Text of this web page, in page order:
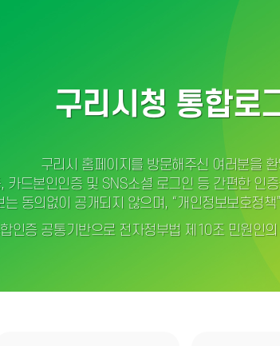
구리시청 통합로
구리시 홈페이지를 방문해주신 여러분을
카드본인인증 및 SNS소셜 로그인 등 간편한 인
는 동의없이 공개되지 않으며, “개인정보보호정
인증 공통기반으로 전자정부법 제10조 민원인